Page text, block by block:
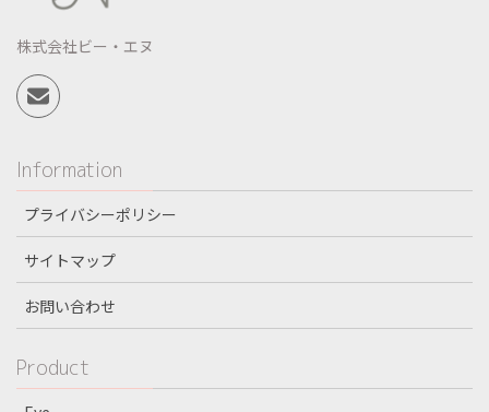
株式会社ビー・エヌ
Information
プライバシーポリシー
サイトマップ
お問い合わせ
Product